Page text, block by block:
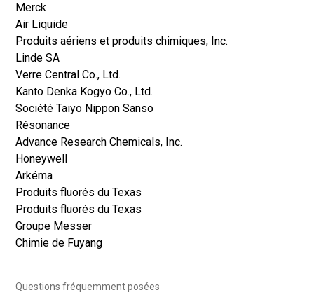
Merck
Air Liquide
Produits aériens et produits chimiques, Inc.
Linde SA
Verre Central Co., Ltd.
Kanto Denka Kogyo Co., Ltd.
Société Taiyo Nippon Sanso
Résonance
Advance Research Chemicals, Inc.
Honeywell
Arkéma
Produits fluorés du Texas
Produits fluorés du Texas
Groupe Messer
Chimie de Fuyang
Questions fréquemment posées